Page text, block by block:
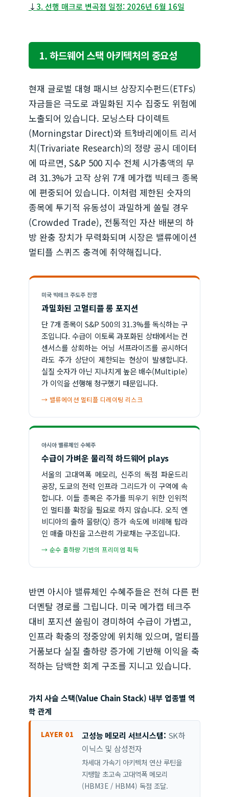
↓ 3. 선행 매크로 변곡점 일정: 2026년 6월 16일
1. 하드웨어 스택 아키텍처의 중요성
현재 글로벌 대형 패시브 상장지수펀드(ETFs)
자금들은 극도로 과밀화된 지수 집중도 위험에
노출되어 있습니다. 모닝스타 다이렉트
(Morningstar Direct)와 트ริ바리에이트 리서
치(Trivariate Research)의 정량 공시 데이터
에 따르면, S&P 500 지수 전체 시가총액의 무
려 31.3%가 고작 상위 7개 메가캡 빅테크 종목
에 편중되어 있습니다. 이처럼 제한된 숫자의
종목에 투기적 유동성이 과밀하게 쏠릴 경우
(Crowded Trade), 전통적인 자산 배분의 하
방 완충 장치가 무력화되며 시장은 밸류에이션
멀티플 스퀴즈 충격에 취약해집니다.
미국 빅테크 주도주 진영
과밀화된 고멀티플 롱 포지션
단 7개 종목이 S&P 500의 31.3%를 독식하는 구
조입니다. 수급이 이토록 과포화된 상태에서는 컨
센서스를 상회하는 어닝 서프라이즈를 공시하더
라도 주가 상단이 제한되는 현상이 발생합니다.
실질 숫자가 아닌 지나치게 높은 배수(Multiple)
가 이익을 선행해 청구했기 때문입니다.
→ 밸류에이션 멀티플 디레이팅 리스크
아시아 밸류체인 수혜주
수급이 가벼운 물리적 하드웨어 plays
서울의 고대역폭 메모리, 신주의 독점 파운드리
공장, 도쿄의 전력 인프라 그리드가 이 구역에 속
합니다. 이들 종목은 주가를 띄우기 위한 인위적
인 멀티플 확장을 필요로 하지 않습니다. 오직 엔
비디아의 출하 물량(Q) 증가 속도에 비례해 탑라
인 매출 마진을 고스란히 가로채는 구조입니다.
→ 순수 출하량 기반의 프리미엄 획득
반면 아시아 밸류체인 수혜주들은 전혀 다른 펀
더멘탈 경로를 그립니다. 미국 메가캡 테크주
대비 포지션 쏠림이 경미하여 수급이 가볍고,
인프라 확충의 정중앙에 위치해 있으며, 멀티플
거품보다 실질 출하량 증가에 기반해 이익을 축
적하는 담백한 회계 구조를 지니고 있습니다.
가치 사슬 스택(Value Chain Stack) 내부 업종별 역
학 관계
LAYER 01 고성능 메모리 서브시스템: SK하
이닉스 및 삼성전자
차세대 가속기 아키텍처 연산 루틴을
지탱할 초고속 고대역폭 메모리
(HBM3E / HBM4) 독점 조달.